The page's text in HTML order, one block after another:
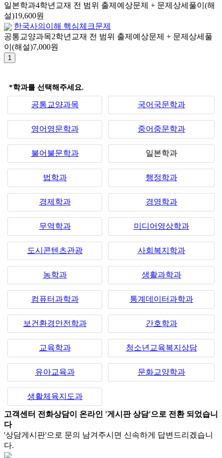
일본학과4학년 교재 전 범위 출제예상문제 + 문제상세풀이(해
설)19,600원
한국사의이해 핵심체크문제
공통교양과목2학년 교재 전 범위 출제예상문제 + 문제상세풀
이(해설)7,000원
*학과를 선택해주세요.
공통교양과목 국어국문학과
영어영문학과 중어중문학과
불어불문학과 일본학과
법학과 행정학과
경제학과 경영학과
무역학과 미디어영상학과
도시콘텐츠관광 사회복지학과
농학과 생활과학과
컴퓨터과학과 통계데이터과학과
보건환경안전학과 간호학과
교육학과 청소년교육복지상담
유아교육과 문화교양학과
생활체육지도과
고객센터 전화상담이 온라인 '게시판 상담'으로 전환 되었습니
다
'상담게시판'으로 문의 남겨주시면 신속하게 답변드리겠습니
다.